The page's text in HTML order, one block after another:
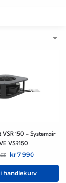
150 – Systemair
VSR150
kr 7 990
handlekurv